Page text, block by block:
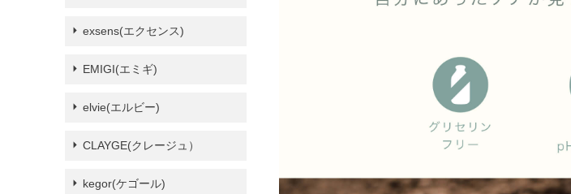
exsens(エクセンス)
EMIGI(エミギ)
elvie(エルビー)
CLAYGE(クレージュ）
kegor(ケゴール)